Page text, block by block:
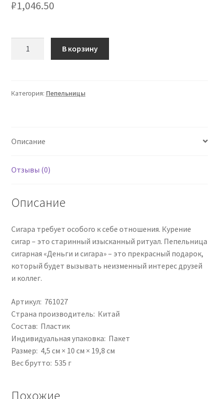
₽1,046.50
"Деньги
В корзину
Категория: Пепельницы
Описание
Отзывы (0)
Описание
Сигара требует особого к себе отношения. Курение
сигар – это старинный изысканный ритуал. Пепельница
сигарная «Деньги и сигара» – это прекрасный подарок,
который будет вызывать неизменный интерес друзей
и коллег.
Артикул: 761027
Страна производитель: Китай
Состав: Пластик
Индивидуальная упаковка: Пакет
Размер: 4,5 см × 10 см × 19,8 см
Вес брутто: 535 г
Похожие